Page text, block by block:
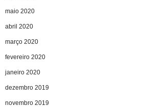
maio 2020
abril 2020
março 2020
fevereiro 2020
janeiro 2020
dezembro 2019
novembro 2019